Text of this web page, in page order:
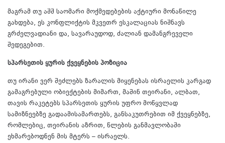
მაგრამ თუ აშშ საომარი მოქმედებების აქტიური მონაწილე
გახდება, ეს კონფლიქტის მკვეთრ ესკალაციას ნიშნავს
გრძელვადიანი და, სავარაუდოდ, ძალიან დამანგრეველი
შედეგებით.
სპარსეთის ყურის ქვეყნების პოზიცია
თუ ირანი ვერ შეძლებს ზარალის მიყენებას ისრაელის კარგად
გამაგრებული ობიექტების მიმართ, მაშინ თეირანი, ალბათ,
თავის რაკეტებს სპარსეთის ყურის უფრო მოწყვლად
სამიზნეებზე გადაამისამართებს, განსაკუთრებით იმ ქვეყნებზე,
რომლებიც, თეირანის აზრით, წლების განმავლობაში
ეხმარებოდნენ მის მტერს – ისრაელს.